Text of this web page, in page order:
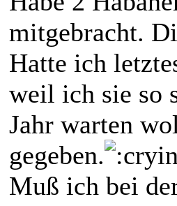
mitgebracht.
Hatte ich
weil ich sie so
Jahr warten
gegeben.
Muß ich bei